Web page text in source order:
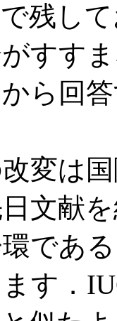
残し
すす
ら回
変は
文献
環であ
す．